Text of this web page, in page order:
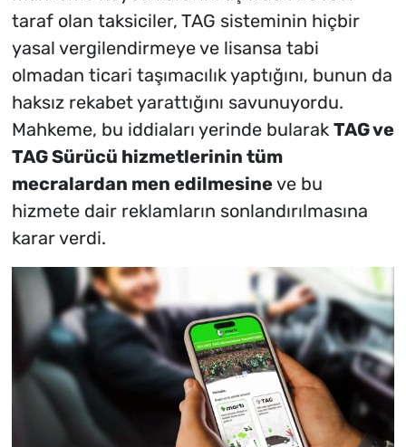
taraf olan taksiciler, TAG sisteminin hiçbir
yasal vergilendirmeye ve lisansa tabi
olmadan ticari taşımacılık yaptığını, bunun da
haksız rekabet yarattığını savunuyordu.
Mahkeme, bu iddiaları yerinde bularak TAG ve
TAG Sürücü hizmetlerinin tüm
mecralardan men edilmesineve bu
hizmete dair reklamların sonlandırılmasına
karar verdi.